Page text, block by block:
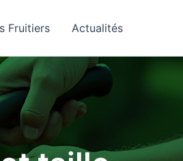
Fruitiers Actualités